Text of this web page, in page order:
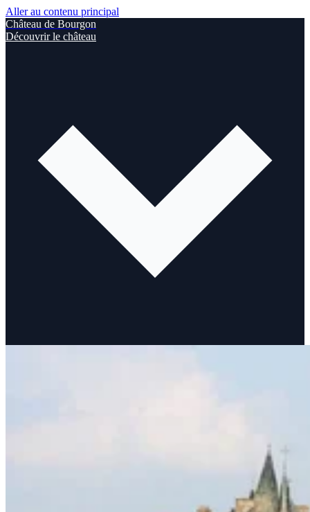
Aller au contenu principal
Château de Bourgon
Découvrir le château